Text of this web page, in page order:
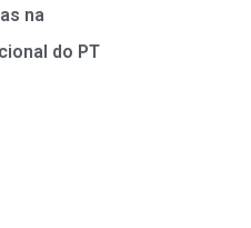
na
do PT